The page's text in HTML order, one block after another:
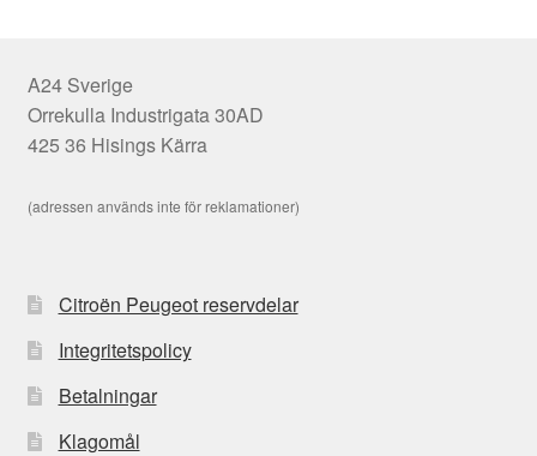
A24 Sverige
Orrekulla Industrigata 30AD
425 36 Hisings Kärra
(adressen används inte för reklamationer)
Citroën Peugeot reservdelar
Integritetspolicy
Betalningar
Klagomål